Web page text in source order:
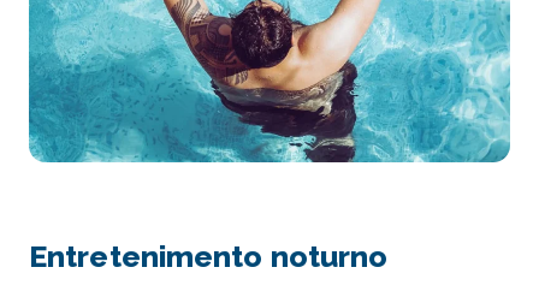
Entretenimento noturno